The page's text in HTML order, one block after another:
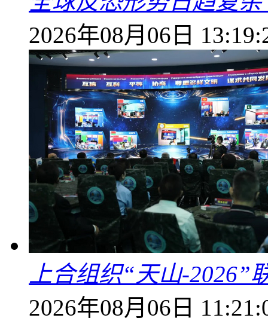
2026年08月06日
上合组织“天山-2026”
2026年08月06日